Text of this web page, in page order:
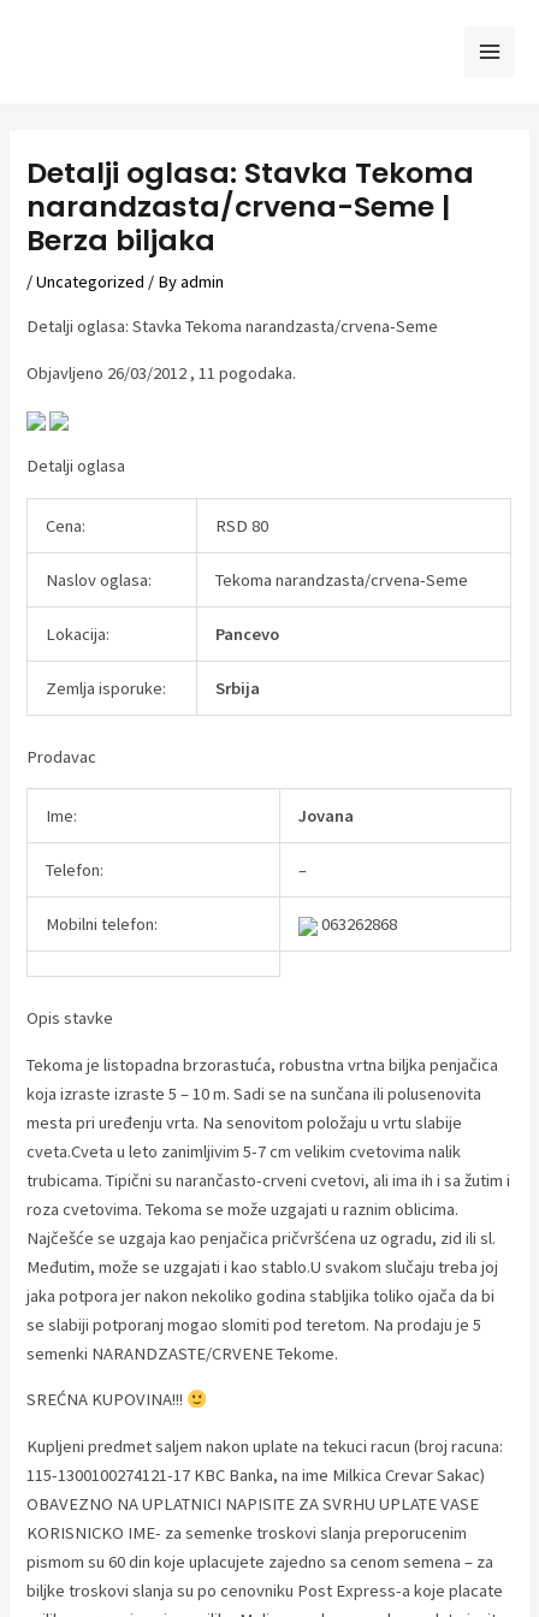
Detalji oglasa: Stavka Tekoma
narandzasta/crvena-Seme |
Berza biljaka
/Uncategorized / Byadmin
Detalji oglasa: Stavka Tekoma narandzasta/crvena-Seme
Objavljeno 26/03/2012 , 11 pogodaka.
Detalji oglasa
Cena: RSD 80
Naslov oglasa: Tekoma narandzasta/crvena-Seme
Lokacija: Pancevo
Zemlja isporuke: Srbija
Prodavac
Ime: Jovana
Telefon: –
Mobilni telefon: 063262868
Opis stavke
Tekoma je listopadna brzorastuća, robustna vrtna biljka penjačica
koja izraste izraste 5 – 10 m. Sadi se na sunčana ili polusenovita
mesta pri uređenju vrta. Na senovitom položaju u vrtu slabije
cveta.Cveta u leto zanimljivim 5-7 cm velikim cvetovima nalik
trubicama. Tipični su narančasto-crveni cvetovi, ali ima ih i sa žutim i
roza cvetovima. Tekoma se može uzgajati u raznim oblicima.
Najčešće se uzgaja kao penjačica pričvršćena uz ogradu, zid ili sl.
Međutim, može se uzgajati i kao stablo.U svakom slučaju treba joj
jaka potpora jer nakon nekoliko godina stabljika toliko ojača da bi
se slabiji potporanj mogao slomiti pod teretom. Na prodaju je 5
semenki NARANDZASTE/CRVENE Tekome.
SREĆNA KUPOVINA!!!
Kupljeni predmet saljem nakon uplate na tekuci racun (broj racuna:
115-1300100274121-17 KBC Banka, na ime Milkica Crevar Sakac)
OBAVEZNO NA UPLATNICI NAPISITE ZA SVRHU UPLATE VASE
KORISNICKO IME- za semenke troskovi slanja preporucenim
pismom su 60 din koje uplacujete zajedno sa cenom semena – za
biljke troskovi slanja su po cenovniku Post Express-a koje placate